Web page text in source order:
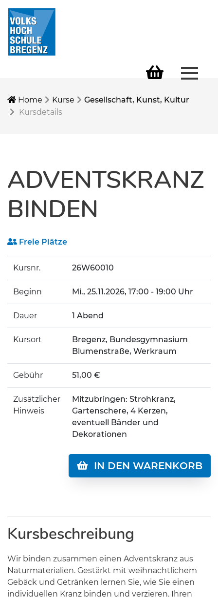
Home Kurse
Gesellschaft, Kunst, Kultur
Kursdetails
ADVENTSKRANZ
BINDEN
Freie Plätze
Kursnr. 26W60010
Beginn Mi., 25.11.2026, 17:00 - 19:00 Uhr
Dauer 1 Abend
Kursort
Bregenz, Bundesgymnasium
Blumenstraße, Werkraum
Gebühr 51,00 €
Zusätzlicher
Hinweis
Mitzubringen: Strohkranz,
Gartenschere, 4 Kerzen,
eventuell Bänder und
Dekorationen
IN DEN WARENKORB
Kursbeschreibung
Wir binden zusammen einen Adventskranz aus
Naturmaterialien. Gestärkt mit weihnachtlichem
Gebäck und Getränken lernen Sie, wie Sie einen
individuellen Kranz binden und verzieren. Ihren